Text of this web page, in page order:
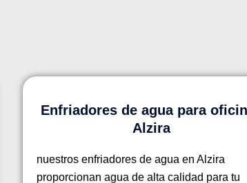
Enfriadores de agua para
Alzira
nuestros enfriadores de agua en Alzira
proporcionan agua de alta calidad para tu